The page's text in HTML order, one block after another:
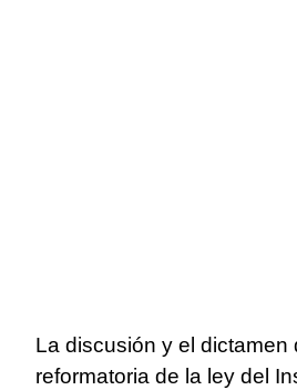
La discusión y el dictamen
reformatoria de la ley del